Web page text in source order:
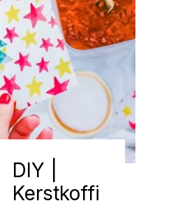
DIY |
Kerstkoffi